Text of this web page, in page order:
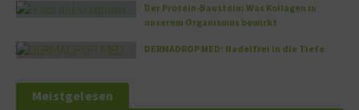
Der Protein-Baustein: Was Kollagen in
unserem Organismus bewirkt
DERMADROP MED: Nadelfrei in die Tiefe
Meistgelesen